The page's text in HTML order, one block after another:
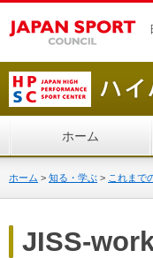
ホーム
ホーム > 知る・学ぶ > これまで
JISS-